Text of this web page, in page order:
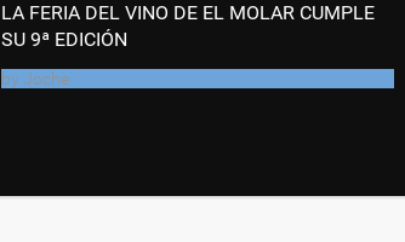
LA FERIA DEL VINO DE EL MOLAR CUMPLE
SU 9ª EDICIÓN
by Joche